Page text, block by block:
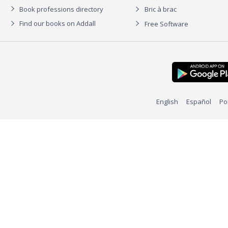
Book professions directory
Find our books on Addall
Bric à brac
Free Software
English Español